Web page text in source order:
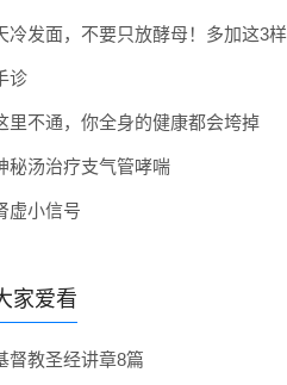
诊
里不通，你全身的健康都会垮掉
秘汤治疗支气管哮喘
虚小信号
家爱看
督教圣经讲章8篇